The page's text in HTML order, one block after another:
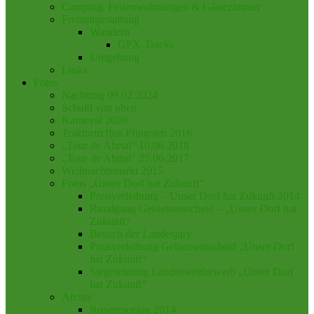
Camping, Ferienwohnungen & Gästezimmer
Freizeitgestaltung
Wandern
GPX-Tracks
Umgebung
Links
Fotos
Nachtzug 09.02.2024
Schuld von oben
Karneval 2020
Traktortreffen Pfingsten 2016
„Tour de Ahrtal“ 10.06.2018
„Tour de Ahrtal“ 25.06.2017
Weihnachtsmarkt 2015
Fotos „Unser Dorf hat Zukunft“
Preisverleihung – Unser Dorf hat Zukunft 2014
Rundgang Gebietsentscheid – „Unser Dorf hat
Zukunft“
Besuch der Landesjury
Preisverleihung Gebietsentscheid „Unser Dorf
hat Zukunft“
Siegerehrung Landeswettbewerb „Unser Dorf
hat Zukunft“
Archiv
Rosenmontag 2014